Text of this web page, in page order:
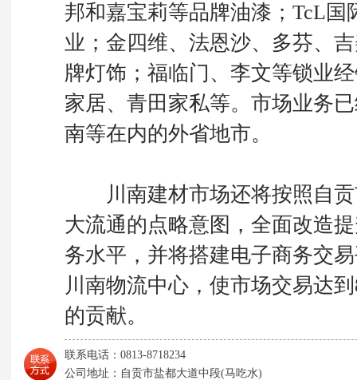
邦和嘉宝莉等品牌油漆；TcL
业；金四维、法恩沙、多芬、
牌灯饰；福临门、李文等锁业
家居、青田家私等。市场业务
南等在内的外省地市。
川南建材市场还将按照自贡
大流通的点略意图，全面改造
务水平，并将搭建电子商务交
川南物流中心，使市场交易达
的贡献。
联系电话：0813-8718234
公司地址：自贡市盐都大道中段(马吃水)